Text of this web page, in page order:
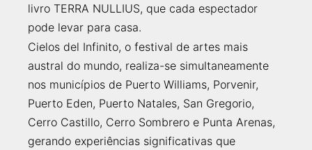
livro TERRA NULLIUS, que cada espectador
pode levar para casa.
Cielos del Infinito, o festival de artes mais
austral do mundo, realiza-se simultaneamente
nos municípios de Puerto Williams, Porvenir,
Puerto Eden, Puerto Natales, San Gregorio,
Cerro Castillo, Cerro Sombrero e Punta Arenas,
gerando experiências significativas que